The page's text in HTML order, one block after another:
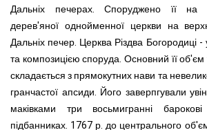
Дальніх печерах. Споруджено її на
дерев'яної однойменної церкви на
Дальніх печер. Церква Різдва Богородиці
та композицією споруда. Основний її об'єм
складається з прямокутних нави та
гранчастої апсиди. Його заверпгували
маківками три восьмигранні
підбанниках. 1767 р. до центрального